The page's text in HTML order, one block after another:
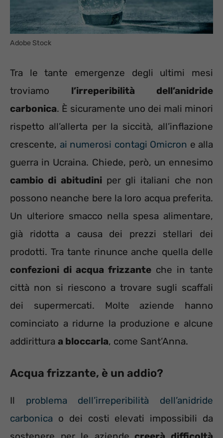
Adobe Stock
Tra le tante emergenze degli ultimi mesi
troviamo l’irreperibilità dell’anidride
carbonica. È sicuramente uno dei mali minori
rispetto all’allerta per la siccità, all’inflazione
crescente, ai numerosi contagi Omicron e alla
guerra in Ucraina. Chiede, però, un ennesimo
cambio di abitudiniper gli italiani che non
possono neanche bere la loro acqua preferita.
Un ulteriore smacco nella spesa alimentare,
già ridotta a causa dei prezzi stellari dei
prodotti. Tra tante rinunce anche quella delle
confezioni di acqua frizzante che in tante
città non si riescono a trovare sugli scaffali
dei supermercati. Molte aziende hanno
cominciato a ridurne la produzione e alcune
addirittura a bloccarla, come Sant’Anna.
Acqua frizzante, è un addio?
Il problema dell’irreperibilità dell’anidride
carbonica o dei costi elevati impossibili da